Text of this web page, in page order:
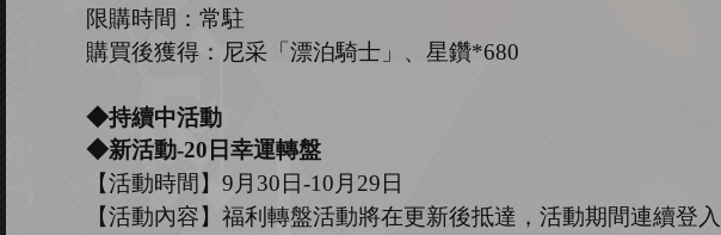
限購時間：常駐
購買後獲得：尼采「漂泊騎士」、星鑽*680
◆持續中活動
◆新活動-20 日幸運轉盤
【活動時間】 9月 30 日-10月 29 日
【活動內容】福利轉盤活動將在更新後抵達，活動期間連續登